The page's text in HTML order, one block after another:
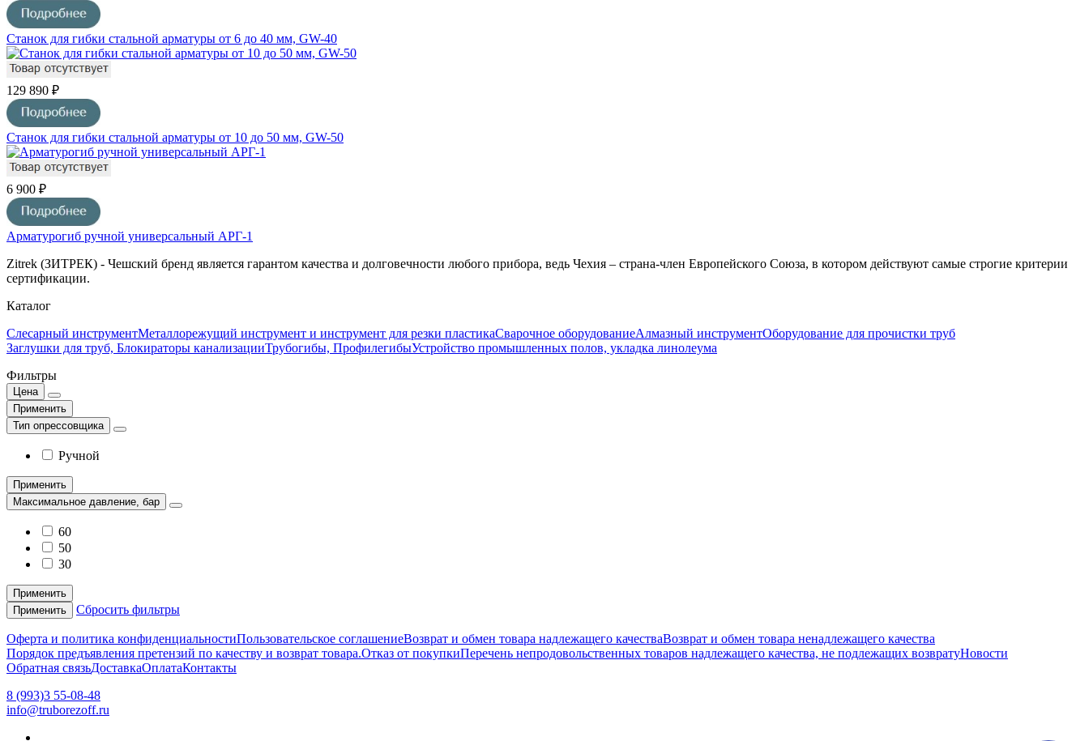
Станок для гибки стальной арматуры от 6 до 40 мм, GW-40
129 890 ₽
Станок для гибки стальной арматуры от 10 до 50 мм, GW-50
6 900 ₽
Арматурогиб ручной универсальный АРГ-1
Zitrek (ЗИТРЕК) - Чешский бренд является гарантом качества и долговечности любого прибора, ведь Чехия – страна-член Европейского Союза, в котором действуют самые строгие критерии
сертификации.
Каталог
Слесарный инструментМеталлорежущий инструмент и инструмент для резки пластикаСварочное оборудованиеАлмазный инструментОборудование для прочистки труб
Заглушки для труб, Блокираторы канализацииТрубогибы, ПрофилегибыУстройство промышленных полов, укладка линолеума
Фильтры
Цена
Применить
Тип опрессовщика
Ручной
Применить
Максимальное давление, бар
60
50
30
Применить
Применить
Сбросить фильтры
Оферта и политика конфиденциальностиПользовательское соглашениеВозврат и обмен товара надлежащего качестваВозврат и обмен товара ненадлежащего качества
Порядок предъявления претензий по качеству и возврат товара.Отказ от покупкиПеречень непродовольственных товаров надлежащего качества, не подлежащих возвратуНовости
Обратная связьДоставкаОплатаКонтакты
8 (993)3 55-08-48
info@truborezoff.ru